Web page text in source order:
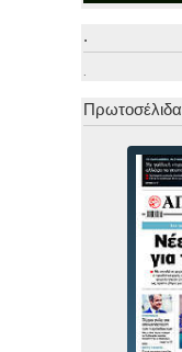
.
.
Πρωτοσέλιδα